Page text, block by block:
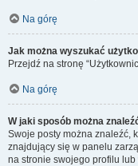
Na górę
Jak można wyszukać
Przejdź na stronę
Na górę
W jaki sposób można
Swoje posty można znaleźć,
znajdujący się w panelu
na stronie swojego profilu lub